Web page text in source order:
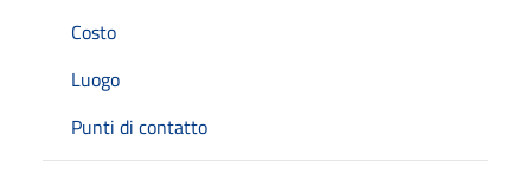
Costo
Luogo
Punti di contatto